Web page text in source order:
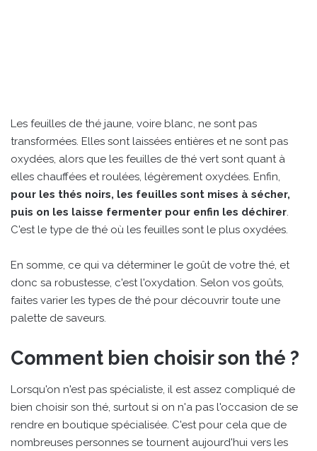
Les feuilles de thé jaune, voire blanc, ne sont pas
transformées. Elles sont laissées entières et ne sont pas
oxydées, alors que les feuilles de thé vert sont quant à
elles chauffées et roulées, légèrement oxydées. Enfin,
pour les thés noirs, les feuilles sont mises à sécher,
puis on les laisse fermenter pour enfin les déchirer.
C'est le type de thé où les feuilles sont le plus oxydées.
En somme, ce qui va déterminer le goût de votre thé, et
donc sa robustesse, c'est l'oxydation. Selon vos goûts,
faites varier les types de thé pour découvrir toute une
palette de saveurs.
Comment bien choisir son thé ?
Lorsqu'on n'est pas spécialiste, il est assez compliqué de
bien choisir son thé, surtout si on n'a pas l'occasion de se
rendre en boutique spécialisée. C'est pour cela que de
nombreuses personnes se tournent aujourd'hui vers les